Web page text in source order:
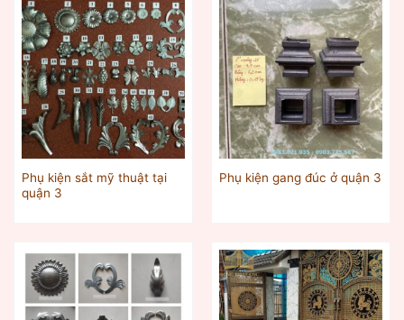
Phụ kiện sắt mỹ thuật tại
quận 3
Phụ kiện gang đúc ở quận 3